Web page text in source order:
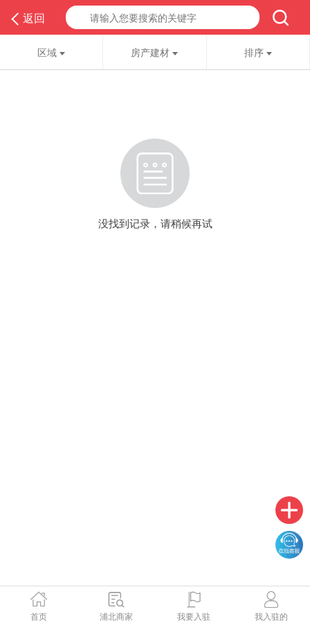
返回
区域 房产建材 排序
没找到记录，请稍候再试
首页 浦北商家 我要入驻 我入驻的